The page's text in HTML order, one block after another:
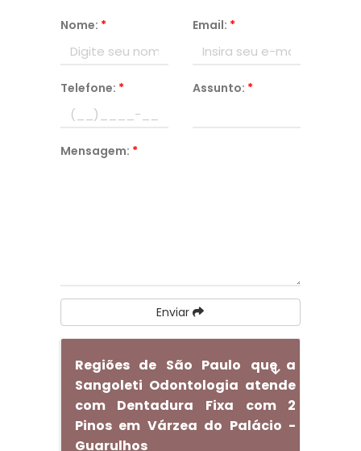
Nome: * Email: *
Telefone: * Assunto: *
Mensagem: *
Enviar
Regiões de São Paulo que a
Sangoleti Odontologia atende
com Dentadura Fixa com 2
Pinos em Várzea do Palácio -
Guarulhos